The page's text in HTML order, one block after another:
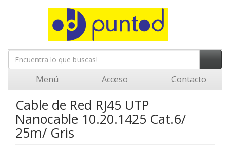
Menú Acceso Contacto
Cable de Red RJ45 UTP
Nanocable 10.20.1425 Cat.6/
25m/ Gris